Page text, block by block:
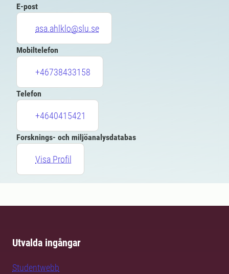
E-post
asa.ahlklo@slu.se
Mobiltelefon
+46738433158
Telefon
+4640415421
Forsknings- och miljöanalysdatabas
Visa Profil
Utvalda ingångar
Studentwebb